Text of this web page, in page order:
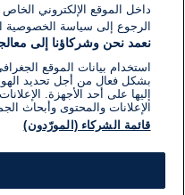
داخل الموقع الإلكتروني
الرجوع إلى سياسة الخصوصية
نعمد نحن وشركاؤنا إلى
استخدام بيانات الموقع
بشكل فعال من أجل تحديد
إليها على أحد الأجهزة.
الإعلانات والمحتوى وأبحاث
قائمة الشركاء (المورّدون)